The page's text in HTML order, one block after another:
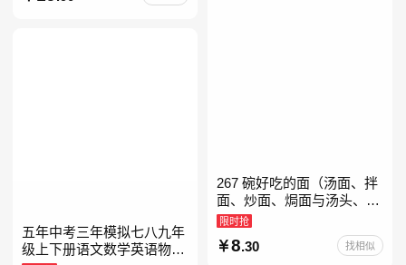
267 碗好吃的面（汤面、拌
面、炒面、焗面与汤头、高
汤、酱料的奇妙组合，让你
打开味蕾，感受面条的美妙
滋味！令人无法抗拒的
限时抢
8.30 找相似
五年中考三年模拟七八九年
级上下册语文数学英语物理